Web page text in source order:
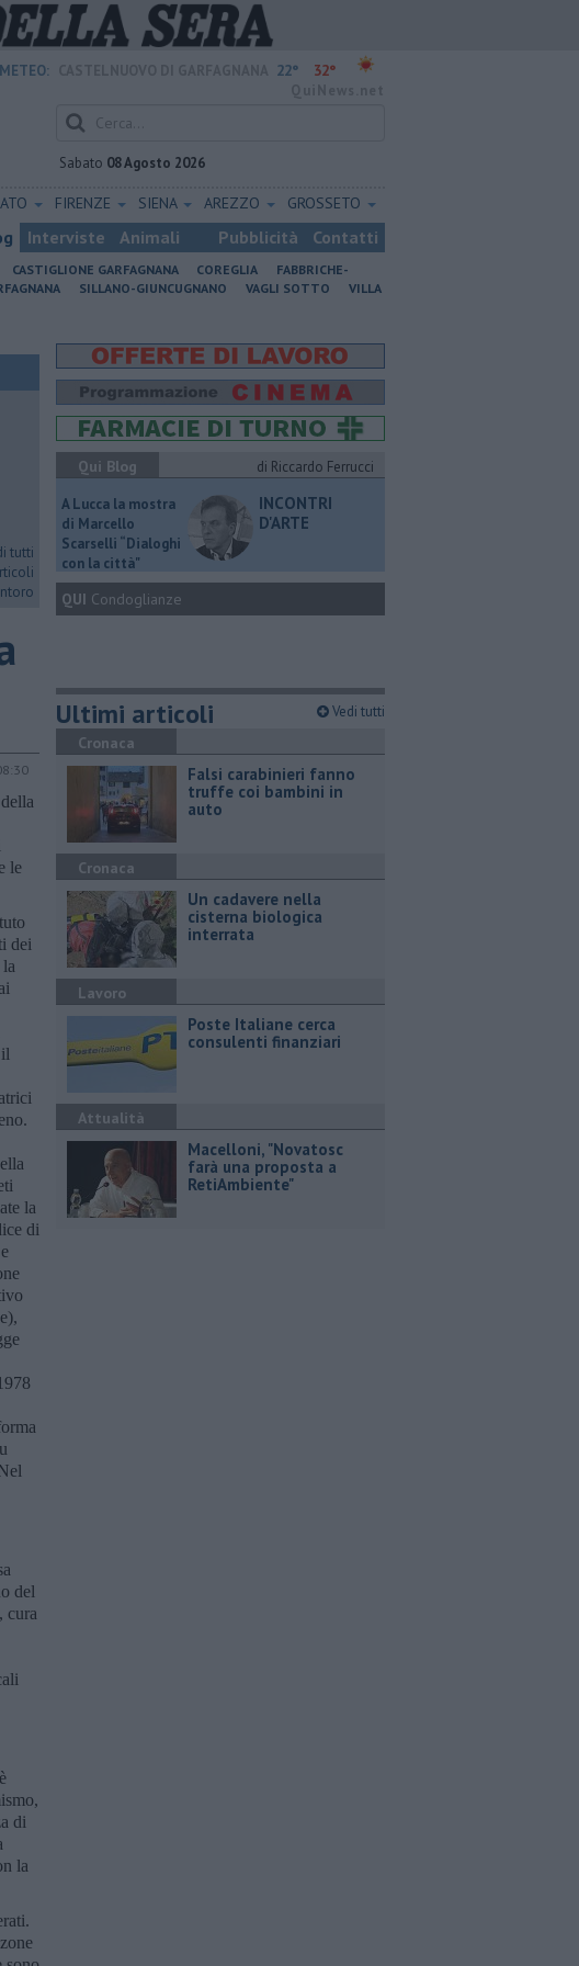
METEO: 22° 32°
Sabato 08 Agosto 2026
FIRENZE SIENA AREZZO GROSSETO
Interviste Animali Pubblicità Contatti
CASTIGLIONE GARFAGNANA COREGLIA
FABBRICHE-
SILLANO-GIUNCUGNANO VAGLI SOTTO
VILLA
tutti
le
dei
la
di
del
cura
di
la
Qui Blog
di Riccardo Ferrucci
A Lucca la mostra
di Marcello
Scarselli “Dialoghi
con la città"
INCONTRI
D'ARTE
QUI Condoglianze
Ultimi articoli Vedi tutti
Cronaca
Falsi carabinieri fanno
truffe coi bambini in
auto
Cronaca
Un cadavere nella
cisterna biologica
interrata
Lavoro
Poste Italiane cerca
consulenti finanziari
Attualità
Macelloni, "Novatosc
farà una proposta a
RetiAmbiente"